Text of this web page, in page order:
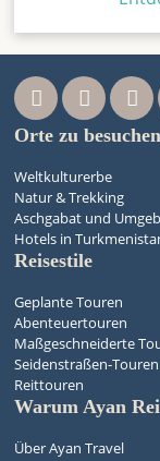
Orte zu besuchen
Weltkulturerbe
Natur & Trekking
Aschgabat und
Hotels in
Reisestile
Geplante Touren
Abenteuertouren
Maßgeschneiderte
Seidenstraßen-Touren
Reittouren
Warum Ayan
Über Ayan Travel